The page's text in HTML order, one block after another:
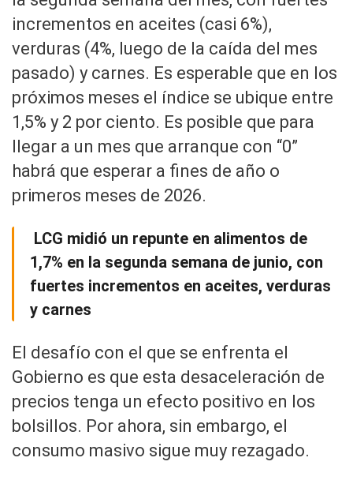
incrementos en aceites (casi 6%),
verduras (4%, luego de la caída del mes
pasado) y carnes. Es esperable que en los
próximos meses el índice se ubique entre
1,5% y 2 por ciento. Es posible que para
llegar a un mes que arranque con “0”
habrá que esperar a fines de año o
primeros meses de 2026.
LCG midió un repunte en alimentos de
1,7% en la segunda semana de junio, con
fuertes incrementos en aceites, verduras
y carnes
El desafío con el que se enfrenta el
Gobierno es que esta desaceleración de
precios tenga un efecto positivo en los
bolsillos. Por ahora, sin embargo, el
consumo masivo sigue muy rezagado.